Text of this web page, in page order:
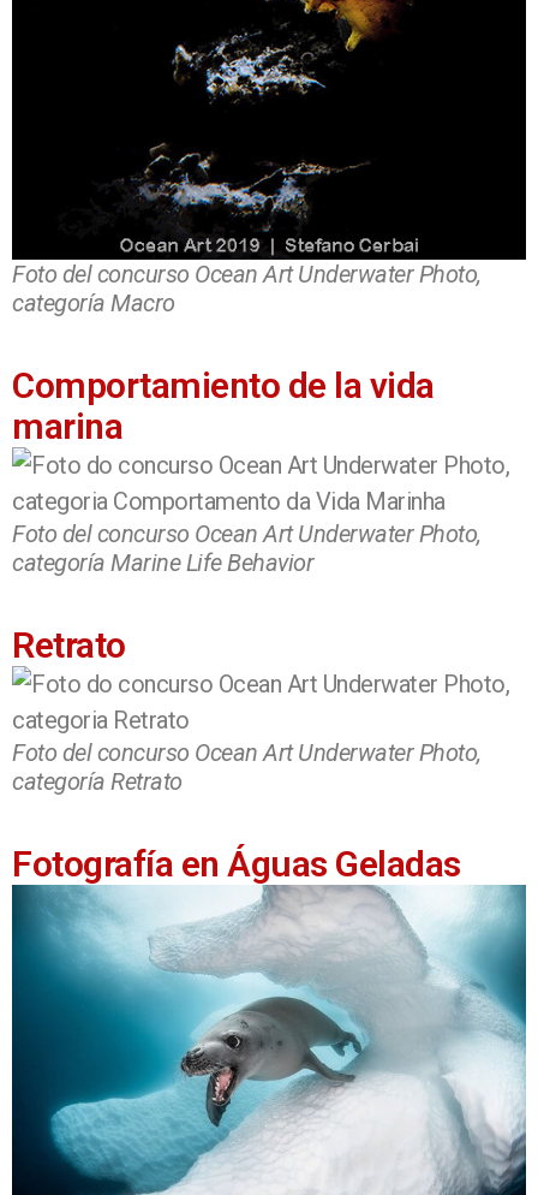
Foto del concurso Ocean Art Underwater Photo,
categoría Macro
Comportamiento de la vida
marina
Foto del concurso Ocean Art Underwater Photo,
categoría Marine Life Behavior
Retrato
Foto del concurso Ocean Art Underwater Photo,
categoría Retrato
Fotografía en Águas Geladas